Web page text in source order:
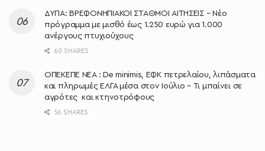
ΔΥΠΑ: ΒΡΕΦΟΝΗΠΙΑΚΟΙ ΣΤΑΘΜΟΙ ΑΙΤΗΣΕΙΣ – Νέο
πρόγραμμα με μισθό έως 1.250 ευρώ για 1.000
ανέργους πτυχιούχους
60 SHARES
ΟΠΕΚΕΠΕ ΝΕΑ : De minimis, ΕΦΚ πετρελαίου, λιπάσματα
και πληρωμές ΕΛΓΑ μέσα στον Ιούλιο – Τι μπαίνει σε
αγρότες και κτηνοτρόφους
56 SHARES